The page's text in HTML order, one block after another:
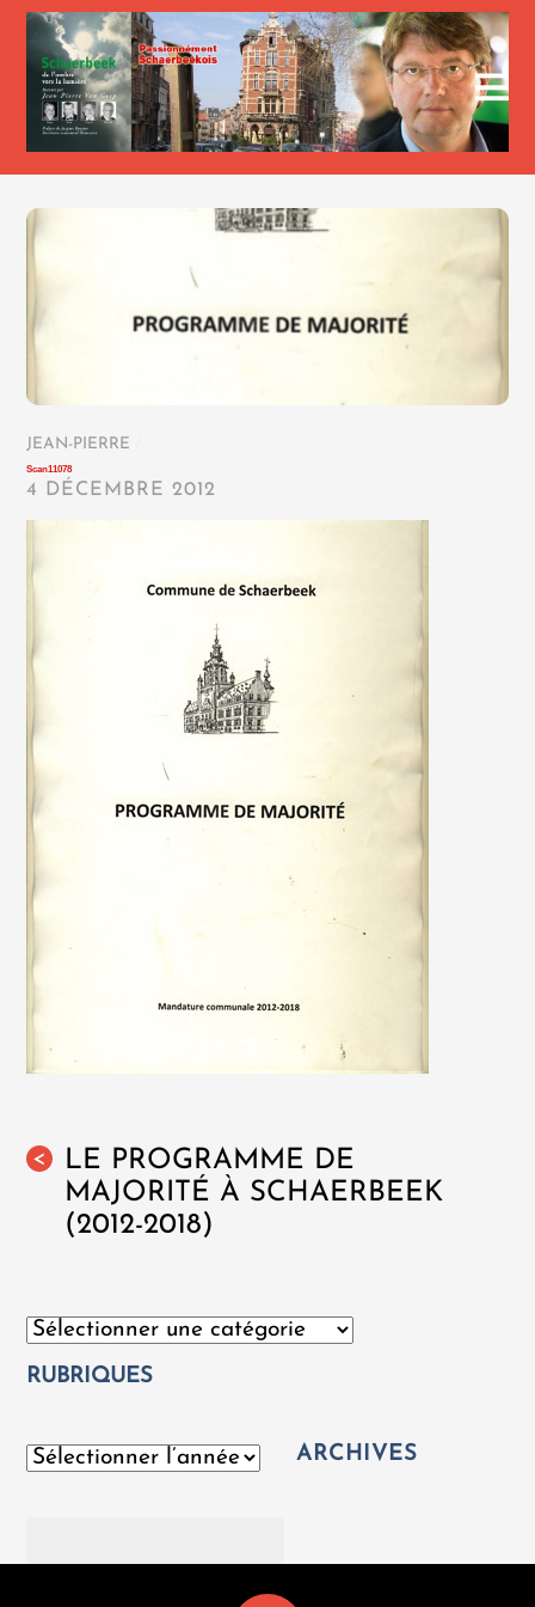
JEAN-PIERRE
Scan11078
4 DÉCEMBRE 2012
<
LE PROGRAMME DE
MAJORITÉ À SCHAERBEEK
(2012-2018)
Catégories
RUBRIQUES
Archives ARCHIVES